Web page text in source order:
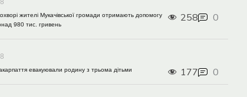
жителі Мукачівської громади отримають допомогу
980 тис. гривень
258 0
евакуювали родину з трьома дітьми 177 0